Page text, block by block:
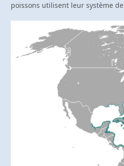
poissons utilisent leur système de